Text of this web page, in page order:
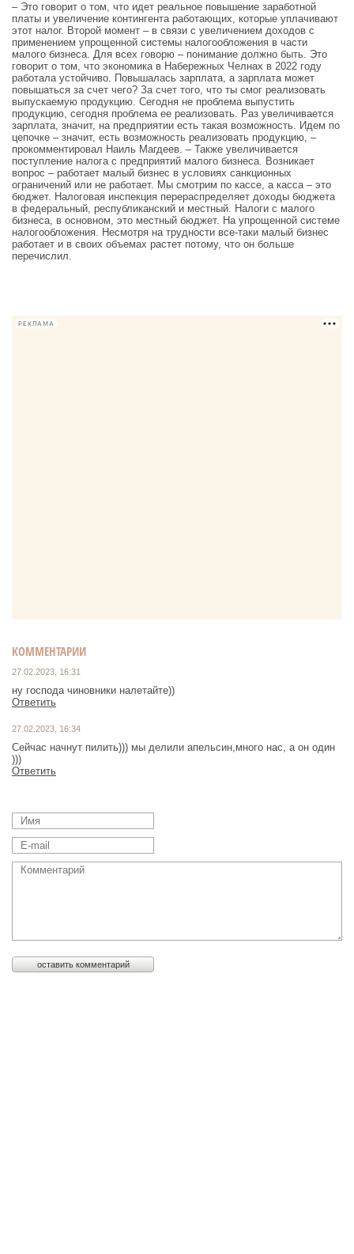
– Это говорит о том, что идет реальное повышение заработной
платы и увеличение контингента работающих, которые уплачивают
этот налог. Второй момент – в связи с увеличением доходов с
применением упрощенной системы налогообложения в части
малого бизнеса. Для всех говорю – понимание должно быть. Это
говорит о том, что экономика в Набережных Челнах в 2022 году
работала устойчиво. Повышалась зарплата, а зарплата может
повышаться за счет чего? За счет того, что ты смог реализовать
выпускаемую продукцию. Сегодня не проблема выпустить
продукцию, сегодня проблема ее реализовать. Раз увеличивается
зарплата, значит, на предприятии есть такая возможность. Идем по
цепочке – значит, есть возможность реализовать продукцию, –
прокомментировал Наиль Магдеев. – Также увеличивается
поступление налога с предприятий малого бизнеса. Возникает
вопрос – работает малый бизнес в условиях санкционных
ограничений или не работает. Мы смотрим по кассе, а касса – это
бюджет. Налоговая инспекция перераспределяет доходы бюджета
в федеральный, республиканский и местный. Налоги с малого
бизнеса, в основном, это местный бюджет. На упрощенной системе
налогообложения. Несмотря на трудности все-таки малый бизнес
работает и в своих объемах растет потому, что он больше
перечислил.
РЕКЛАМА
КОММЕНТАРИИ
27.02.2023, 16:31
ну господа чиновники налетайте))
Ответить
27.02.2023, 16:34
Сейчас начнут пилить))) мы делили апельсин,много нас, а он один
)))
Ответить